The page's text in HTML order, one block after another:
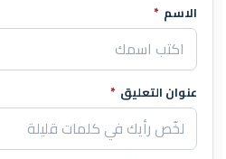
اترك هذا الحقل فارغاً
الاسم *
عنوان التعليق *